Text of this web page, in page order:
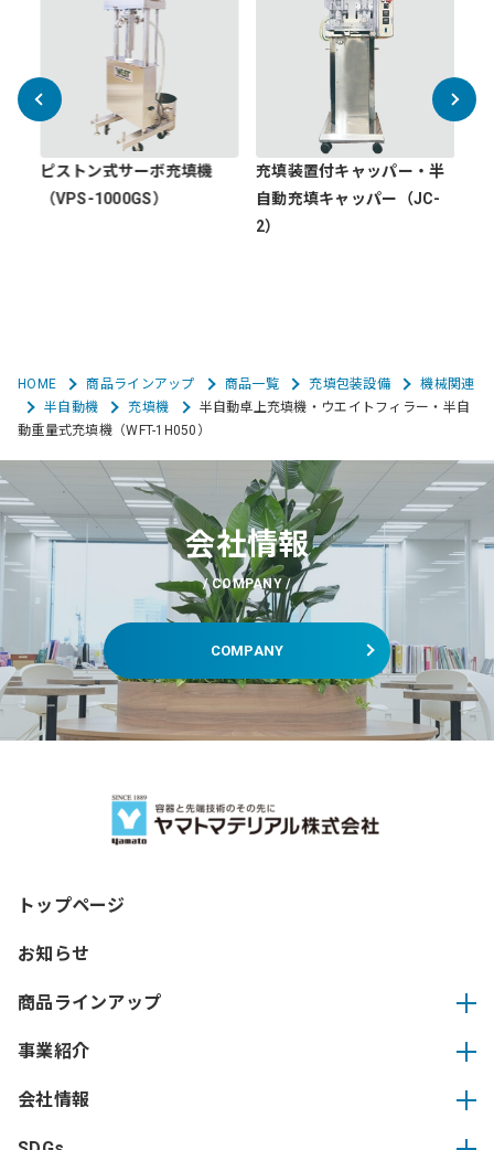
ピストン式サーボ充填機
（VPS-1000GS）
充填装置付キャッパー・半
自動充填キャッパー（JC-
2）
HOME 商品ラインアップ 商品一覧 充填包装設備
機械関連
半自動機
充填機
半自動卓上充填機・ウエイトフィラー・半自
動重量式充填機（WFT-1H050）
会社情報
COMPANY
COMPANY
トップページ
お知らせ
商品ラインアップ
事業紹介
会社情報